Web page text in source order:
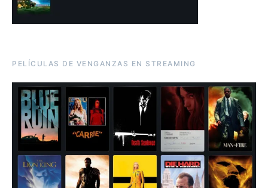
PELÍCULAS DE VENGANZAS EN STREAMING